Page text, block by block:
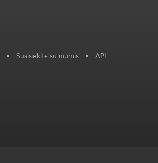
• Susisiekite su mumis • API